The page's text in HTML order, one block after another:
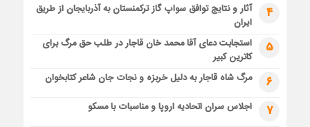
4
آثار و نتایج توافق سواپ گاز ترکمنستان به آذربایجان از طریق
ایران
5
استجابت دعای آقا محمد خان قاجار در طلب حق مرگ برای
کاترین کبیر
6 مرگ شاه قاجار به دلیل خربزه و نجات جان شاعر کتابخوان
7 اجلاس سران اتحادیه اروپا و مناسبات با مسکو